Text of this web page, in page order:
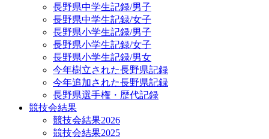
長野県中学生記録/男子
長野県中学生記録/女子
長野県小学生記録/男子
長野県小学生記録/女子
長野県小学生記録/男女
今年樹立された長野県記録
今年追加された長野県記録
長野県選手権・歴代記録
競技会結果
競技会結果2026
競技会結果2025